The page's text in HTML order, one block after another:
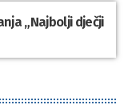
„Najbolji dječji